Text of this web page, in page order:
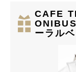
CAFE
ーラル